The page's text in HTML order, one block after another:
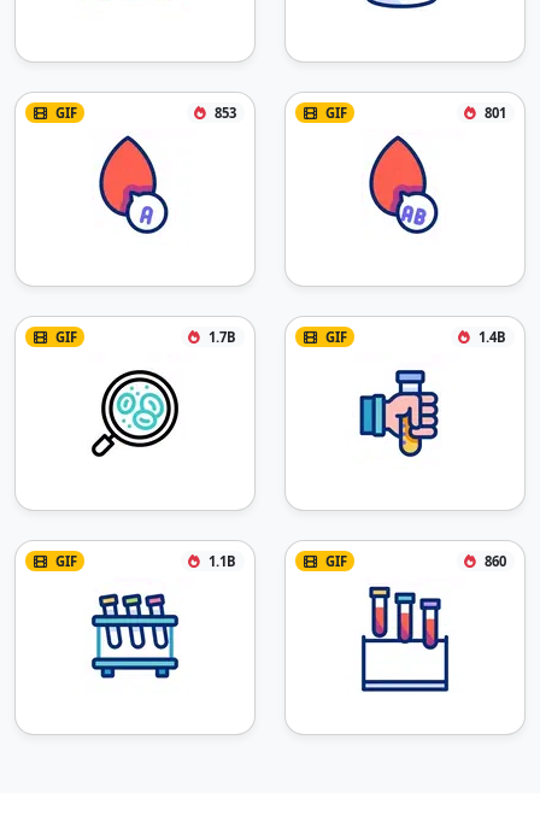
GIF 853 GIF 801
GIF 1.7B GIF 1.4B
GIF 1.1B GIF 860